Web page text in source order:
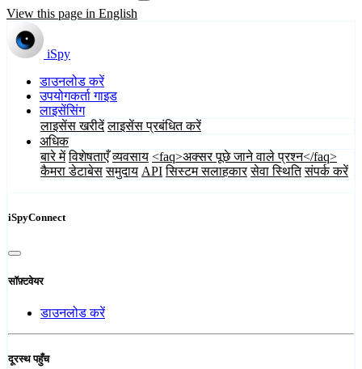
View this page in English
iSpy
डाउनलोड करें
उपयोगकर्ता गाइड
लाइसेंसिंग
लाइसेंस खरीदें लाइसेंस प्रबंधित करें
अधिक
बारे में विशेषताएँ व्यवसाय <faq>अक्सर पूछे जाने वाले प्रश्न</faq>
कैमरा डेटाबेस समुदाय API सिस्टम सलाहकार सेवा स्थिति संपर्क करें
iSpyConnect
सॉफ़्टवेयर
डाउनलोड करें
दूरस्थ पहुँच